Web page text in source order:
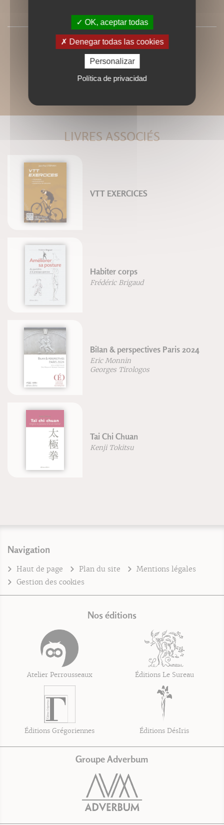
PRESSE
LIVRES ASSOCIÉS
VTT EXERCICES
Habiter corps
Frédéric Brigaud
Bilan & perspectives Paris 2024
Eric Monnin
Georges Tirologos
Tai Chi Chuan
Kenji Tokitsu
Navigation
Haut de page Plan du site
Mentions légales
Gestion des cookies
Nos éditions
Atelier Perrousseaux Éditions Le Sureau
Éditions Grégoriennes Éditions DésIris
Groupe Adverbum
OK, aceptar todas
Denegar todas las cookies
Personalizar
Política de privacidad